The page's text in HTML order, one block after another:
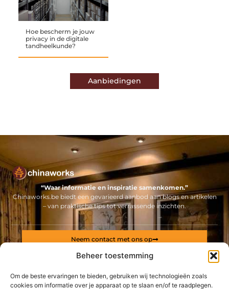
Beheer toestemming
Om de beste ervaringen te bieden, gebruiken wij technologieën zoals
cookies om informatie over je apparaat op te slaan en/of te raadplegen.
Hoe bescherm je jouw
privacy in de digitale
tandheelkunde?
Aanbiedingen
“Waar informatie en inspiratie samenkomen.”
Chinaworks.be biedt een gevarieerd aanbod aan blogs en artikelen
– van praktische tips tot verrassende inzichten.
Neem contact met ons op